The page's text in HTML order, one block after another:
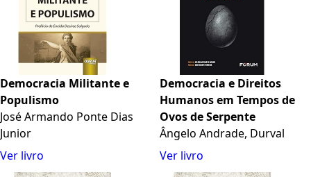
Democracia Militante e
Populismo
José Armando Ponte Dias
Junior
Ver livro
Democracia e Direitos
Humanos em Tempos de
Ovos de Serpente
Ângelo Andrade, Durval
Ver livro